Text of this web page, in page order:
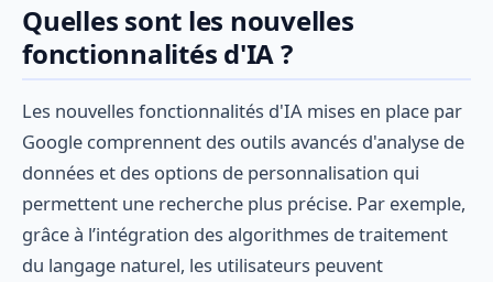
Quelles sont les nouvelles
fonctionnalités d'IA ?
Les nouvelles fonctionnalités d'IA mises en place par
Google comprennent des outils avancés d'analyse de
données et des options de personnalisation qui
permettent une recherche plus précise. Par exemple,
grâce à l’intégration des algorithmes de traitement
du langage naturel, les utilisateurs peuvent